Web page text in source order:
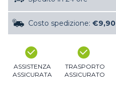
Costo spedizione: €9,90
ASSISTENZA
ASSICURATA
TRASPORTO
ASSICURATO